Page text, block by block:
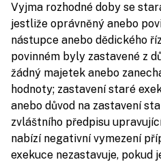
Vyjma rozhodné doby se
jestliže oprávněný anebo
nástupce anebo dědického
povinném byly zastavené z
žádný majetek anebo
hodnoty; zastavení staré
anebo důvod na zastavení
zvláštního předpisu
nabízí negativní vymezení
exekuce nezastavuje, pokud